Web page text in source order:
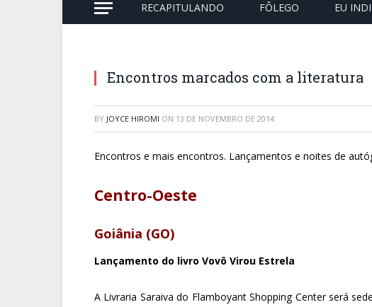
RECAPITULANDO FÔLEGO EU
Encontros marcados com a literatura
BY JOYCE HIROMI ON 13 DE NOVEMBRO DE 2014
Encontros e mais encontros. Lançamentos e noites de
Centro-Oeste
Goiânia (GO)
Lançamento do livro Vovô Virou Estrela
A Livraria Saraiva do Flamboyant Shopping Center será